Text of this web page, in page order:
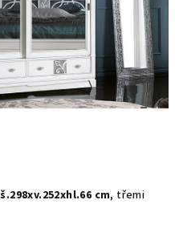
š.298xv.252xhl.66 cm, třemi